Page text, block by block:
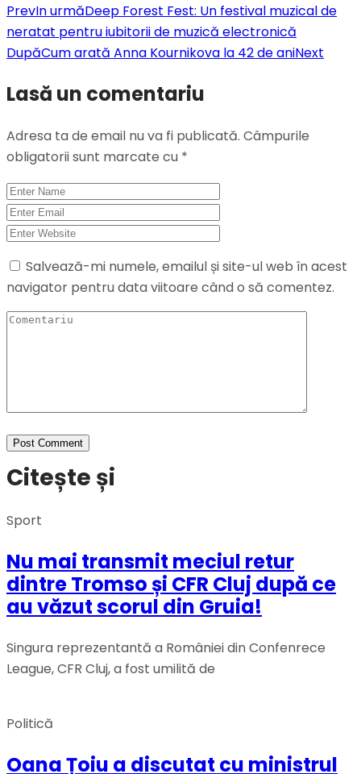
PrevIn urmăDeep Forest Fest: Un festival muzical de
neratat pentru iubitorii de muzică electronică
DupăCum arată Anna Kournikova la 42 de aniNext
Lasă un comentariu
Adresa ta de email nu va fi publicată. Câmpurile
obligatorii sunt marcate cu *
Salvează-mi numele, emailul și site-ul web în acest
navigator pentru data viitoare când o să comentez.
Citește și
Sport
Nu mai transmit meciul retur
dintre Tromso și CFR Cluj după ce
au văzut scorul din Gruia!
Singura reprezentantă a României din Confenrece
League, CFR Cluj, a fost umilită de
Politică
Oana Țoiu a discutat cu ministrul